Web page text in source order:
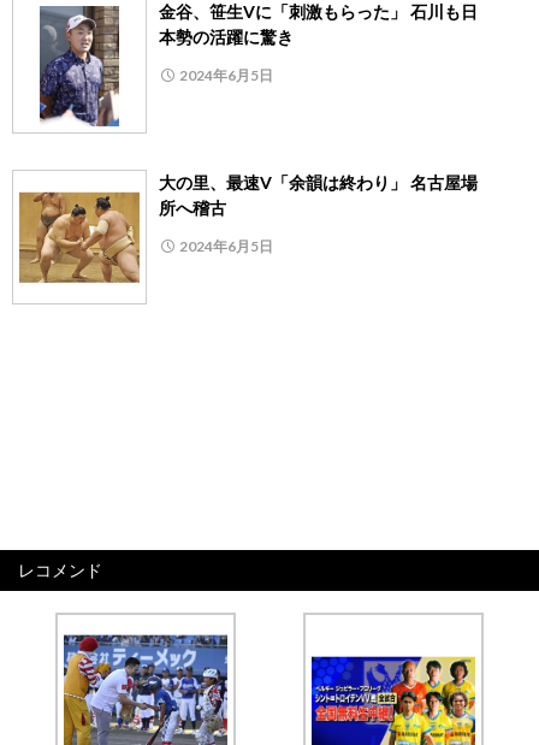
金谷、笹生Vに「刺激もらった」 石川も日
本勢の活躍に驚き
2024年6月5日
大の里、最速V「余韻は終わり」 名古屋場
所へ稽古
2024年6月5日
レコメンド